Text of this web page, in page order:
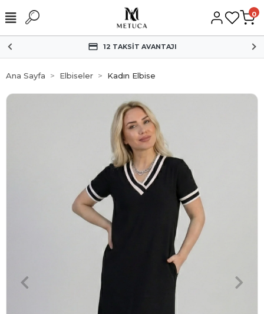
0
HIZLI KARGO
Ana Sayfa Elbiseler Kadın Elbise